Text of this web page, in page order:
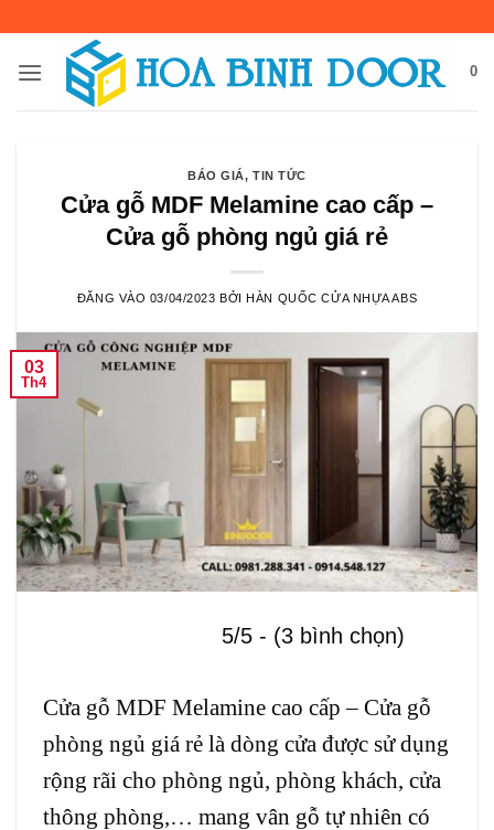
nội
0
BÁO GIÁ,TIN TỨC
Cửa gỗ MDF Melamine cao cấp –
Cửa gỗ phòng ngủ giá rẻ
ĐĂNG VÀO 03/04/2023 BỞIHÀN QUỐC CỬA NHỰA ABS
03
Th4
5/5 - (3 bình chọn)
Cửa gỗ MDF Melamine cao cấp – Cửa gỗ
phòng ngủ giá rẻ là dòng cửa được sử dụng
rộng rãi cho phòng ngủ, phòng khách, cửa
thông phòng,… mang vân gỗ tự nhiên có